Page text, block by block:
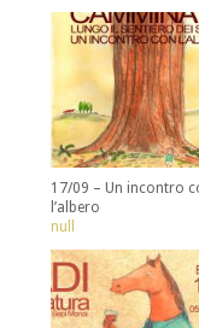
17/09 – Un incontro
l’albero
null